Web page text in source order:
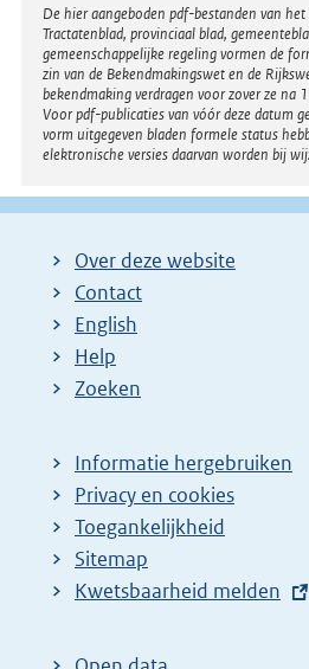
Disclaimer
De hier aangeboden pdf-bestanden van
Tractatenblad, provinciaal blad,
gemeenschappelijke regeling vormen de
zin van de Bekendmakingswet en de
bekendmaking verdragen voor zover ze na
Voor pdf-publicaties van vóór deze datum
vorm uitgegeven bladen formele status
elektronische versies daarvan worden bij
Over deze website
Contact
English
Help
Zoeken
Informatie hergebruiken
Privacy en cookies
Toegankelijkheid
Sitemap
E
t
Kwetsbaarheid melden